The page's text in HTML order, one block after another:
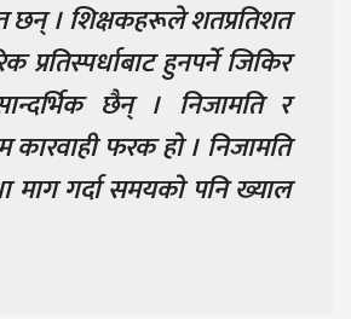
छन् । शिक्षकहरूले शतप्रतिशत
प्रतिस्पर्धाबाट हुनपर्ने जिकिर
छैन् । निजामति र
फरक हो । निजामति
माग गर्दा समयको पनि ख्याल